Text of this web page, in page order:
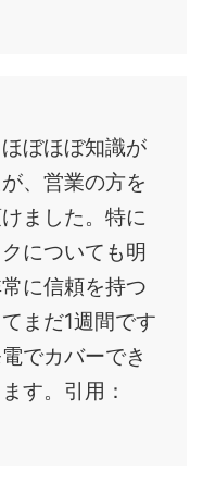
ぼほぼ知識が
、営業の方を
ました。特に
についても明
に信頼を持つ
まだ1週間です
でカバーでき
す。引用：